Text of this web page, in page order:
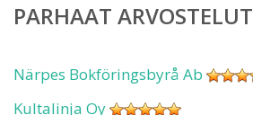
PARHAAT ARVOSTELUT
Närpes Bokföringsbyrå Ab
Kultalinja Oy